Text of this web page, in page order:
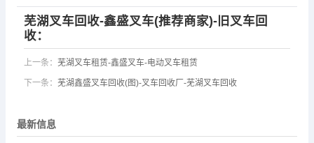
芜湖叉车回收-鑫盛叉车(推荐商家)-旧叉车回
收：
上一条： 芜湖叉车租赁-鑫盛叉车-电动叉车租赁
下一条： 芜湖鑫盛叉车回收(图)-叉车回收厂-芜湖叉车回收
最新信息